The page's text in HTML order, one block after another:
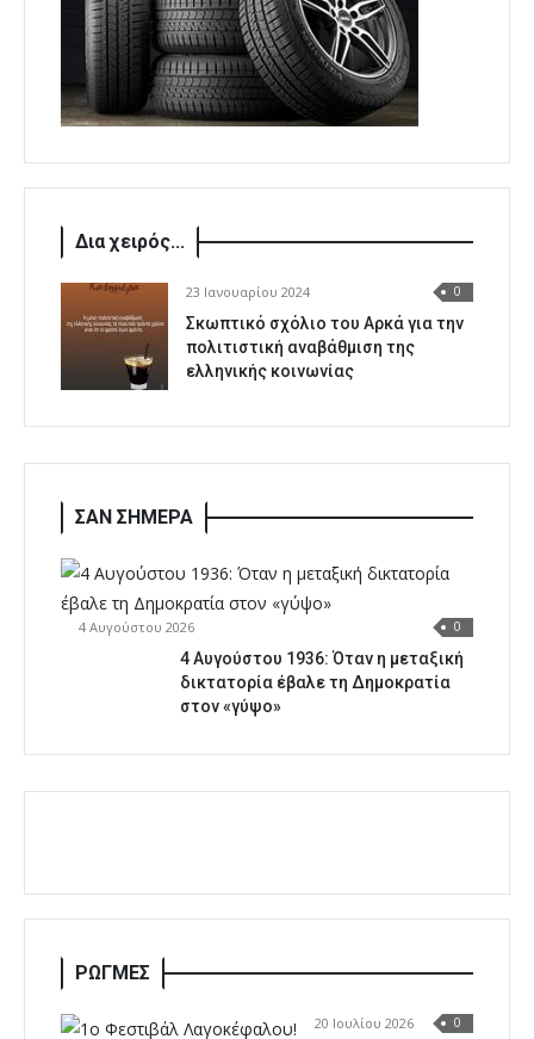
Δια χειρός...
23 Ιανουαρίου 2024 0
Σκωπτικό σχόλιο του Αρκά για την
πολιτιστική αναβάθμιση της
ελληνικής κοινωνίας
ΣΑΝ ΣΗΜΕΡΑ
4 Αυγούστου 2026 0
4 Αυγούστου 1936: Όταν η μεταξική
δικτατορία έβαλε τη Δημοκρατία
στον «γύψο»
ΡΩΓΜΕΣ
20 Ιουλίου 2026 0